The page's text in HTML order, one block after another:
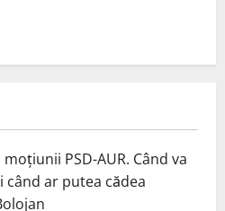
PSD-AUR. Când va
când ar putea cădea